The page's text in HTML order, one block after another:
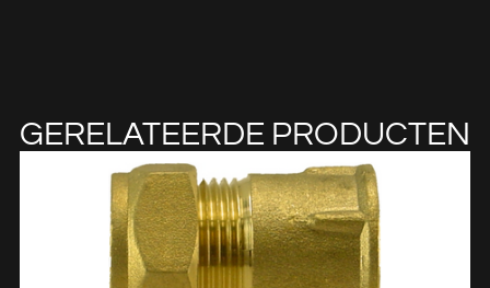
GERELATEERDE PRODUCTEN